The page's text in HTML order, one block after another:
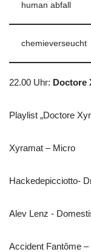
human abfall
chemieverseucht
22.00 Uhr: Doctore
Playlist „Doctore
Xyramat – Micro
Hackedepicciotto-
Alev Lenz -
Accident Fantôme